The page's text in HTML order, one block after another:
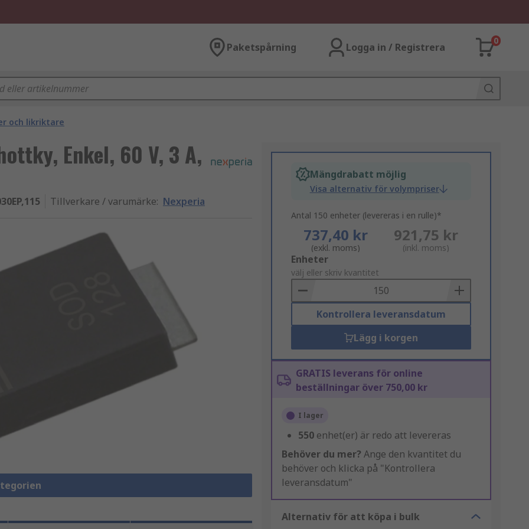
Paketspårning Logga in / Registrera
0
och likriktare
Enkel, 60 V, 3 A,
Tillverkare / varumärke: Nexperia
Mängdrabatt möjlig
Visa alternativ för volympriser
Antal 150 enheter (levereras i en rulle)*
737,40 kr
(exkl. moms)
921,75 kr
(inkl. moms)
Add
to
Basket
Enheter
välj eller skriv kvantitet
Kontrollera leveransdatum
Lägg i korgen
GRATIS leverans för online
beställningar över 750,00 kr
I lager
550 enhet(er) är redo att levereras
Behöver du mer? Ange den kvantitet du
behöver och klicka på "Kontrollera
leveransdatum"
Alternativ för att köpa i bulk